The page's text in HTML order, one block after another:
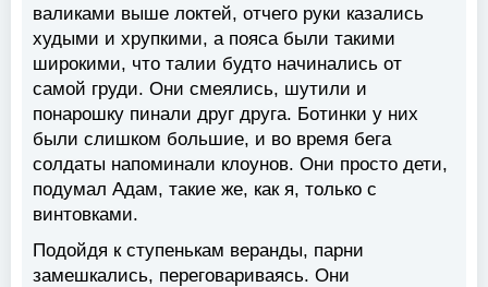
валиками выше локтей, отчего руки казались
худыми и хрупкими, а пояса были такими
широкими, что талии будто начинались от
самой груди. Они смеялись, шутили и
понарошку пинали друг друга. Ботинки у них
были слишком большие, и во время бега
солдаты напоминали клоунов. Они просто дети,
подумал Адам, такие же, как я, только с
винтовками.
Подойдя к ступенькам веранды, парни
замешкались, переговариваясь. Они